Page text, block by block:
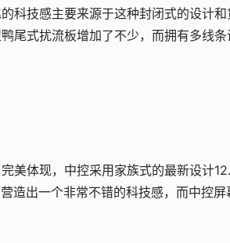
科技感主要来源于这种封闭式的设计
尾式扰流板增加了不少，而拥有多线
美体现，中控采用家族式的最新设计
造出一个非常不错的科技感，而中控